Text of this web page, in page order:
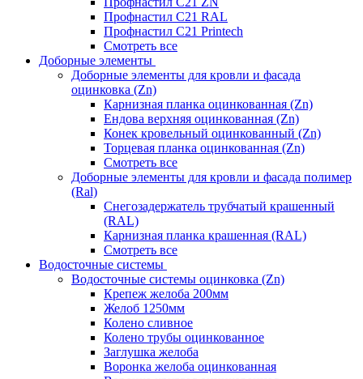
Профнастил С21 RAL
Профнастил С21 Printech
Смотреть все
Доборные элементы
Доборные элементы для кровли и фасада
оцинковка (Zn)
Карнизная планка оцинкованная (Zn)
Ендова верхняя оцинкованная (Zn)
Конек кровельный оцинкованный (Zn)
Торцевая планка оцинкованная (Zn)
Смотреть все
Доборные элементы для кровли и фасада полимер
(Ral)
Снегозадержатель трубчатый крашенный
(RAL)
Карнизная планка крашенная (RAL)
Смотреть все
Водосточные системы
Водосточные системы оцинковка (Zn)
Крепеж желоба 200мм
Желоб 1250мм
Колено сливное
Колено трубы оцинкованное
Заглушка желоба
Воронка желоба оцинкованная